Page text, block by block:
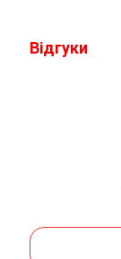
Відгуки